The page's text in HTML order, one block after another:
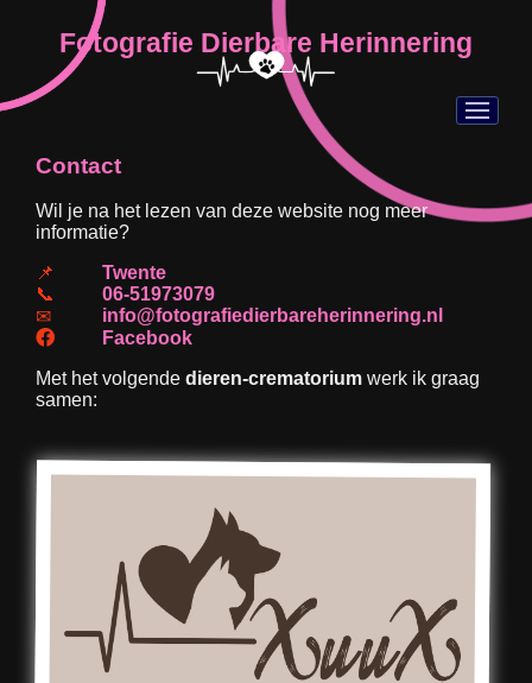
Fotografie Dierbare Herinnering
Contact
Wil je na het lezen van deze website nog meer
informatie?
📌
Twente
📞
06-51973079
✉
info@fotografiedierbareherinnering.nl
Facebook
Met het volgende dieren-crematoriumwerk ik graag
samen: